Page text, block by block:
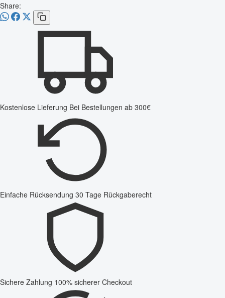
Share:
Kostenlose Lieferung Bei Bestellungen ab 300€
Einfache Rücksendung 30 Tage Rückgaberecht
Sichere Zahlung 100% sicherer Checkout